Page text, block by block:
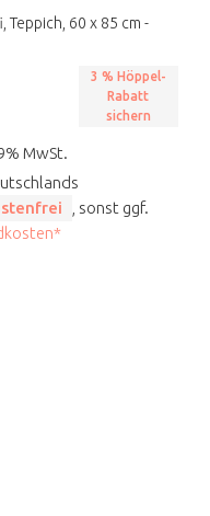
Teppich, 60 x 85 cm -
3 % Höppel-
Rabatt
sichern
MwSt.
, sonst ggf.